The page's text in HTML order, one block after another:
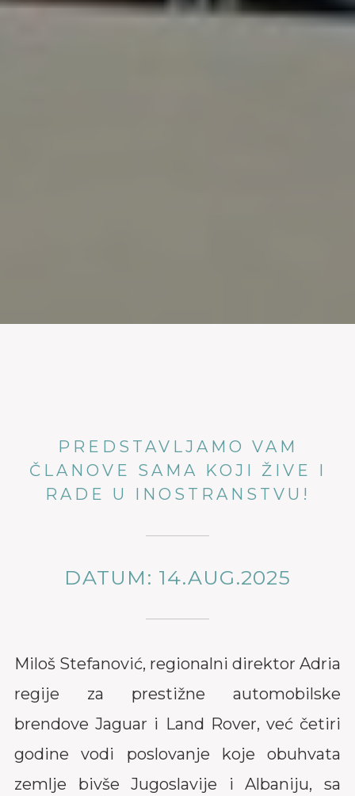
PREDSTAVLJAMO VAM
ČLANOVE SAMA KOJI ŽIVE I
RADE U INOSTRANSTVU!
DATUM: 14.AUG.2025
Miloš Stefanović, regionalni direktor Adria
regije za prestižne automobilske
brendove Jaguar i Land Rover, već četiri
godine vodi poslovanje koje obuhvata
zemlje bivše Jugoslavije i Albaniju, sa